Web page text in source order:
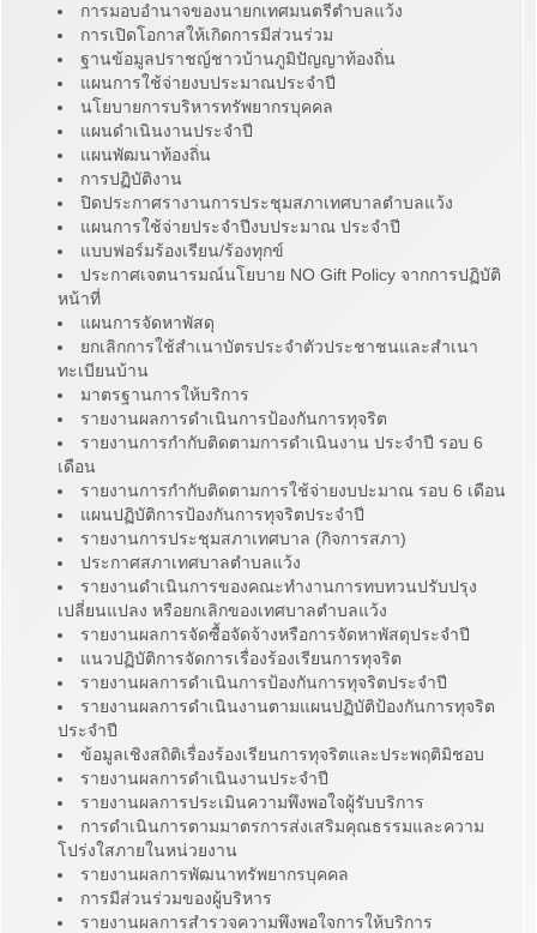
การมอบอำนาจของนายกเทศมนตรีตำบลแว้ง
การเปิดโอกาสให้เกิดการมีส่วนร่วม
ฐานข้อมูลปราชญ์ชาวบ้านภูมิปัญญาท้องถิ่น
แผนการใช้จ่ายงบประมาณประจำปี
นโยบายการบริหารทรัพยากรบุคคล
แผนดำเนินงานประจำปี
แผนพัฒนาท้องถิ่น
การปฏิบัติงาน
ปิดประกาศรางานการประชุมสภาเทศบาลตำบลแว้ง
แผนการใช้จ่ายประจำปีงบประมาณ ประจำปี
แบบฟอร์มร้องเรียน/ร้องทุกข์
ประกาศเจตนารมณ์นโยบาย NO Gift Policy จากการปฏิบัติ
หน้าที่
แผนการจัดหาพัสดุ
ยกเลิกการใช้สำเนาบัตรประจำตัวประชาชนและสำเนา
ทะเบียนบ้าน
มาตรฐานการให้บริการ
รายงานผลการดำเนินการป้องกันการทุจริต
รายงานการกำกับติดตามการดำเนินงาน ประจำปี รอบ 6
เดือน
รายงานการกำกับติดตามการใช้จ่ายงบปะมาณ รอบ 6 เดือน
แผนปฏิบัติการป้องกันการทุจริตประจำปี
รายงานการประชุมสภาเทศบาล (กิจการสภา)
ประกาศสภาเทศบาลตำบลแว้ง
รายงานดำเนินการของคณะทำงานการทบทวนปรับปรุง
เปลี่ยนแปลง หรือยกเลิกของเทศบาลตำบลแว้ง
รายงานผลการจัดซื้อจัดจ้างหรือการจัดหาพัสดุประจำปี
แนวปฏิบัติการจัดการเรื่องร้องเรียนการทุจริต
รายงานผลการดำเนินการป้องกันการทุจริตประจำปี
รายงานผลการดำเนินงานตามแผนปฏิบัติป้องกันการทุจริต
ประจำปี
ข้อมูลเชิงสถิติเรื่องร้องเรียนการทุจริตและประพฤติมิชอบ
รายงานผลการดำเนินงานประจำปี
รายงานผลการประเมินความพึงพอใจผู้รับบริการ
การดำเนินการตามมาตรการส่งเสริมคุณธรรมและความ
โปร่งใสภายในหน่วยงาน
รายงานผลการพัฒนาทรัพยากรบุคคล
การมีส่วนร่วมของผู้บริหาร
รายงานผลการสำรวจความพึงพอใจการให้บริการ